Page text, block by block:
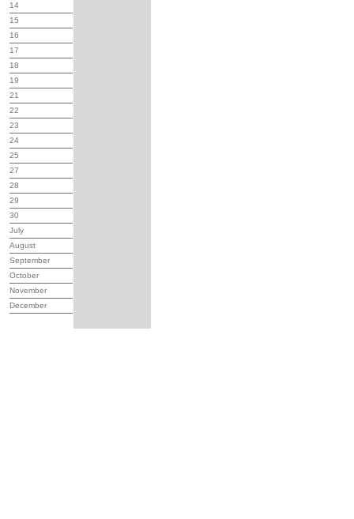
14
15
16
17
18
19
21
22
23
24
25
27
28
29
30
July
August
September
October
November
December